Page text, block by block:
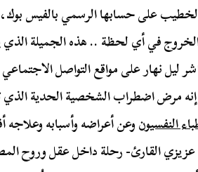
على حسابها الرسمي بالفيس بوك،
في أي لحظة .. هذه الجميلة الذي
ليل نهار على مواقع التواصل الاجتماعي
مرض اضطراب الشخصية الحدية الذي
النفسيونوعن أعراضه وأسبابه وعلاجه
القارئ- رحلة داخل عقل وروح